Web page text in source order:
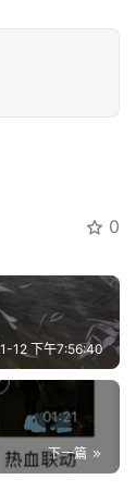
0
12 下午7:56:40
下一篇